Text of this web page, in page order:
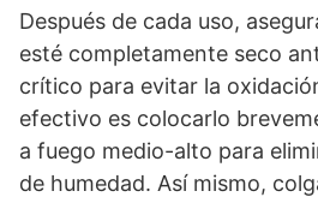
Después de cada uso,
esté completamente seco
crítico para evitar la
efectivo es colocarlo
a fuego medio-alto para
de humedad. Así mismo,